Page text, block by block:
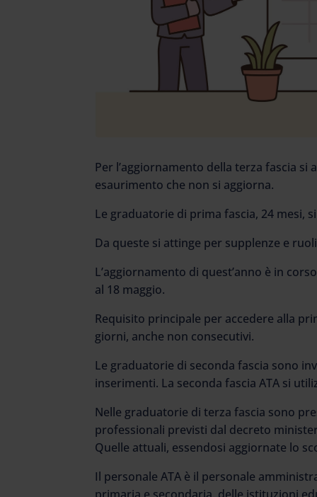
Per l’aggiornamento della terza fascia
esaurimento che non si aggiorna.
Le graduatorie di prima fascia, 24 mesi,
Da queste si attinge per supplenze e
L’aggiornamento di quest’anno è in
al 18 maggio.
Requisito principale per accedere alla
giorni, anche non consecutivi.
Le graduatorie di seconda fascia sono
inserimenti. La seconda fascia ATA si
Nelle graduatorie di terza fascia sono
professionali previsti dal decreto
Quelle attuali, essendosi aggiornate lo
Il personale ATA è il personale